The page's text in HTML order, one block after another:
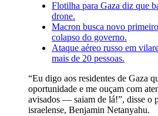
Flotilha para Gaza diz que
drone.
Macron busca novo
colapso do governo.
Ataque aéreo russo em
mais de 20 pessoas.
“Eu digo aos residentes de Gaza
oportunidade e me ouçam com
avisados — saiam de lá!”, disse o
israelense, Benjamin Netanyahu.